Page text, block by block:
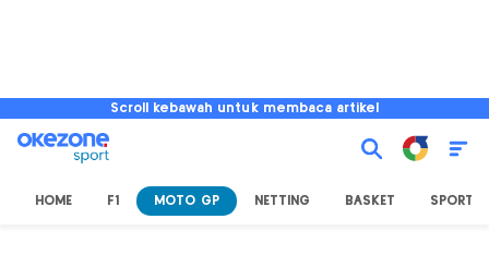
Scroll kebawah untuk membaca artikel
HOME F1 MOTO GP NETTING BASKET SPORT